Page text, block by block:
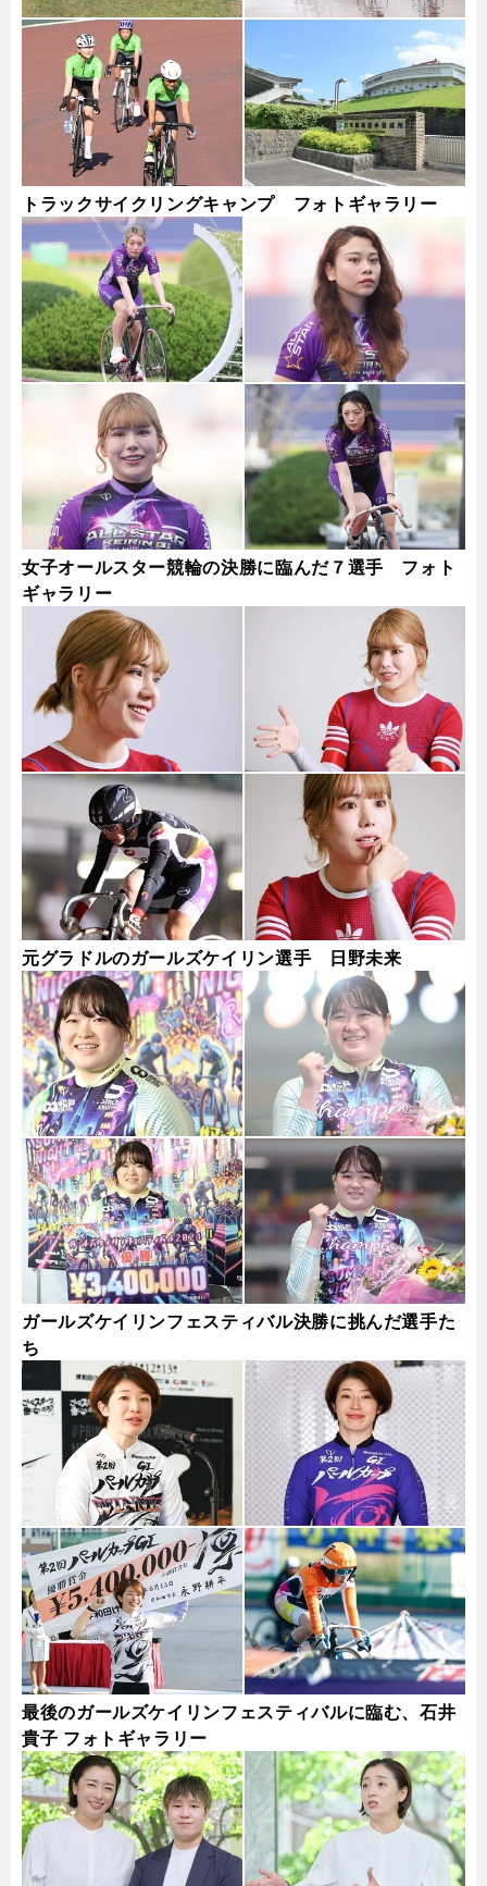
トラックサイクリングキャンプ フォトギャラリー
女子オールスター競輪の決勝に臨んだ７選手 フォト
ギャラリー
元グラドルのガールズケイリン選手 日野未来
ガールズケイリンフェスティバル決勝に挑んだ選手た
ち
最後のガールズケイリンフェスティバルに臨む、石井
貴子 フォトギャラリー